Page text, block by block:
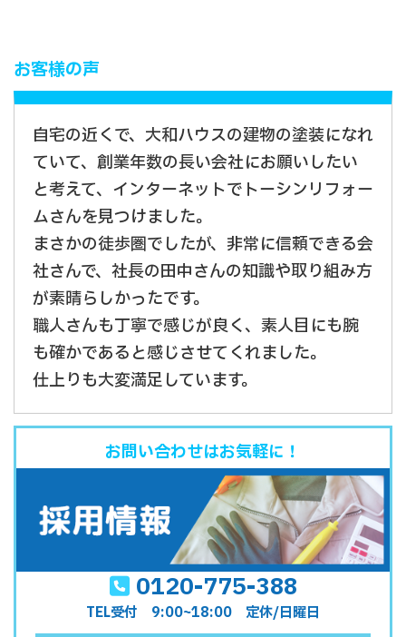
お客様の声
自宅の近くで、大和ハウスの建物の塗装になれ
ていて、創業年数の長い会社にお願いしたい
と考えて、インターネットでトーシンリフォー
ムさんを見つけました。
まさかの徒歩圏でしたが、非常に信頼できる会
社さんで、社長の田中さんの知識や取り組み方
が素晴らしかったです。
職人さんも丁寧で感じが良く、素人目にも腕
も確かであると感じさせてくれました。
仕上りも大変満足しています。
お問い合わせはお気軽に！
0120-775-388
TEL受付 9:00~18:00 定休/日曜日